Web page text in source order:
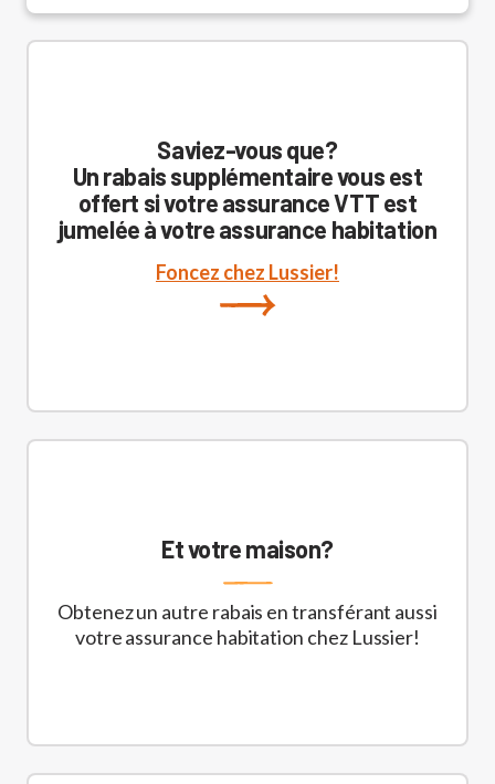
Saviez-vous que?
Un rabais supplémentaire vous est
offert si votre assurance VTT est
jumelée à votre assurance habitation
Foncez chez Lussier!
Et votre maison?
Obtenez un autre rabais en transférant aussi
votre assurance habitation chez Lussier!